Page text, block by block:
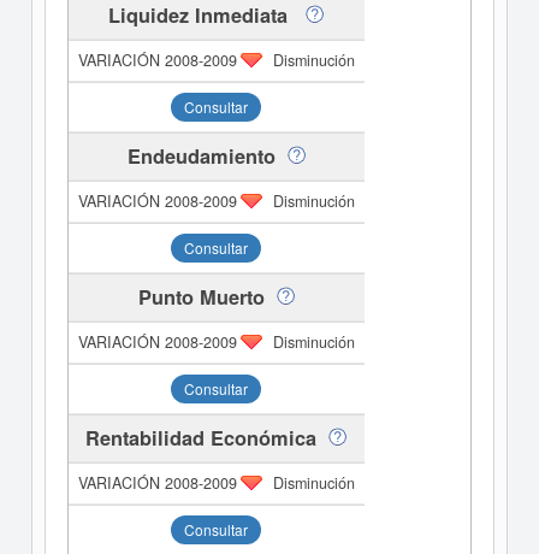
Liquidez Inmediata
Disminución
Consultar
Endeudamiento
Disminución
Consultar
Punto Muerto
Disminución
Consultar
Rentabilidad Económica
Disminución
Consultar